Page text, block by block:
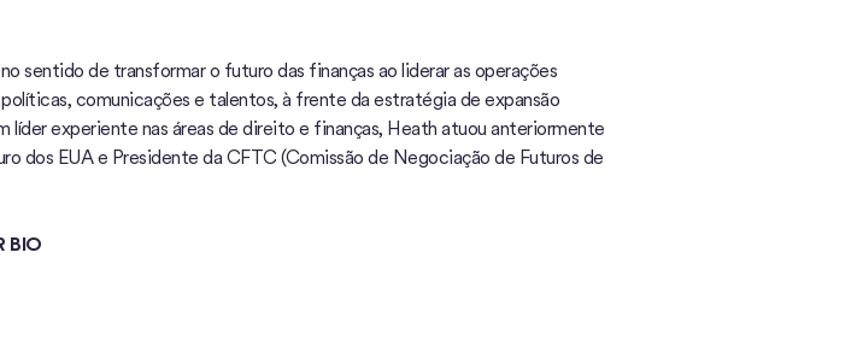
sentido de transformar o futuro das finanças ao liderar as operações
comunicações e talentos, à frente da estratégia de expansão
líder experiente nas áreas de direito e finanças, Heath atuou anteriormente
dos EUA e Presidente da CFTC (Comissão de Negociação de Futuros de
BIO